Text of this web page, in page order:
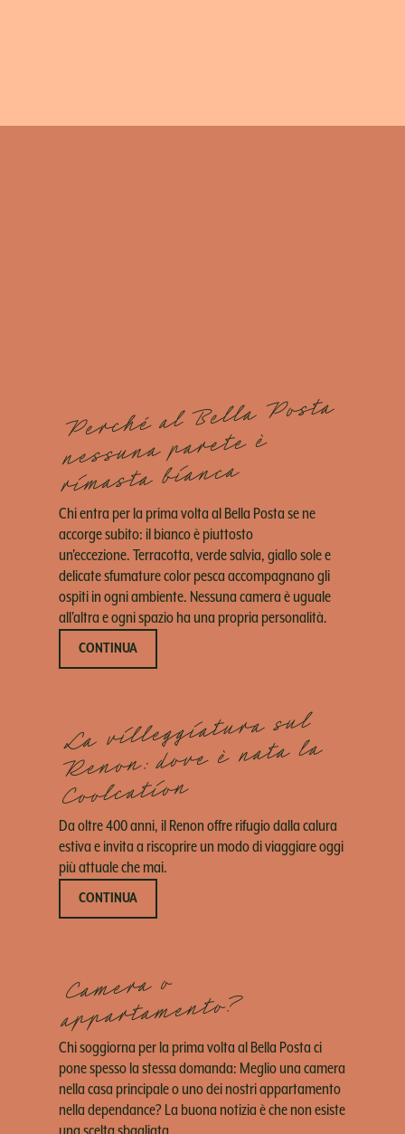
Perché al Bella Posta
nessuna parete è
rimasta bianca
Chi entra per la prima volta al Bella Posta se ne
accorge subito: il bianco è piuttosto
un'eccezione. Terracotta, verde salvia, giallo sole e
delicate sfumature color pesca accompagnano gli
ospiti in ogni ambiente. Nessuna camera è uguale
all'altra e ogni spazio ha una propria personalità.
CONTINUA
La villeggiatura sul
Renon: dove è nata la
Coolcation
Da oltre 400 anni, il Renon offre rifugio dalla calura
estiva e invita a riscoprire un modo di viaggiare oggi
più attuale che mai.
CONTINUA
Camera o
appartamento?
Chi soggiorna per la prima volta al Bella Posta ci
pone spesso la stessa domanda: Meglio una camera
nella casa principale o uno dei nostri appartamento
nella dependance? La buona notizia è che non esiste